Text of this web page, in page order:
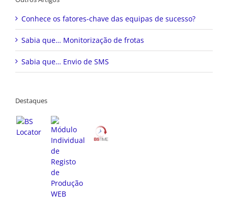
Conhece os fatores-chave das equipas de sucesso?
Sabia que… Monitorização de frotas
Sabia que… Envio de SMS
Destaques